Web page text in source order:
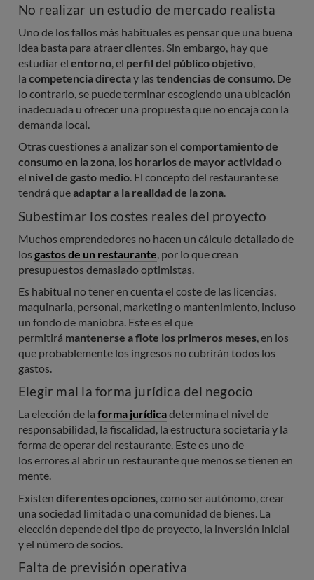
No realizar un estudio de mercado realista
Uno de los fallos más habituales es pensar que una buena
idea basta para atraer clientes. Sin embargo, hay que
estudiar el entorno, el perfil del público objetivo,
la competencia directay las tendencias de consumo. De
lo contrario, se puede terminar escogiendo una ubicación
inadecuada u ofrecer una propuesta que no encaja con la
demanda local.
Otras cuestiones a analizar son el comportamiento de
consumo en la zona, los horarios de mayor actividad o
el nivel de gasto medio. El concepto del restaurante se
tendrá queadaptar a la realidad de la zona.
Subestimar los costes reales del proyecto
Muchos emprendedores no hacen un cálculo detallado de
los gastos de un restaurante , por lo que crean
presupuestos demasiado optimistas.
Es habitual no tener en cuenta el coste de las licencias,
maquinaria, personal, marketing o mantenimiento, incluso
un fondo de maniobra. Este es el que
permitirá mantenerse a flote los primeros meses, en los
que probablemente los ingresos no cubrirán todos los
gastos.
Elegir mal la forma jurídica del negocio
La elección de la forma jurídicadetermina el nivel de
responsabilidad, la fiscalidad, la estructura societaria y la
forma de operar del restaurante. Este es uno de
los errores al abrir un restaurante que menos se tienen en
mente.
Existen diferentes opciones , como ser autónomo, crear
una sociedad limitada o una comunidad de bienes. La
elección depende del tipo de proyecto, la inversión inicial
y el número de socios.
Falta de previsión operativa